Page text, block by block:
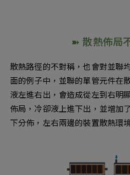
➽ 散熱佈局
散熱路徑的不對稱，也會對並聯
面的例子中，並聯的單管元件在
液左進右出，會造成從左到右明
佈局，冷卻液上進下出，並增加
下分佈，左右兩邊的裝置散熱環